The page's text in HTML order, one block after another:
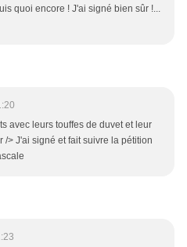
quoi encore ! J'ai signé bien sûr !...
avec leurs touffes de duvet et leur
/> J'ai signé et fait suivre la pétition